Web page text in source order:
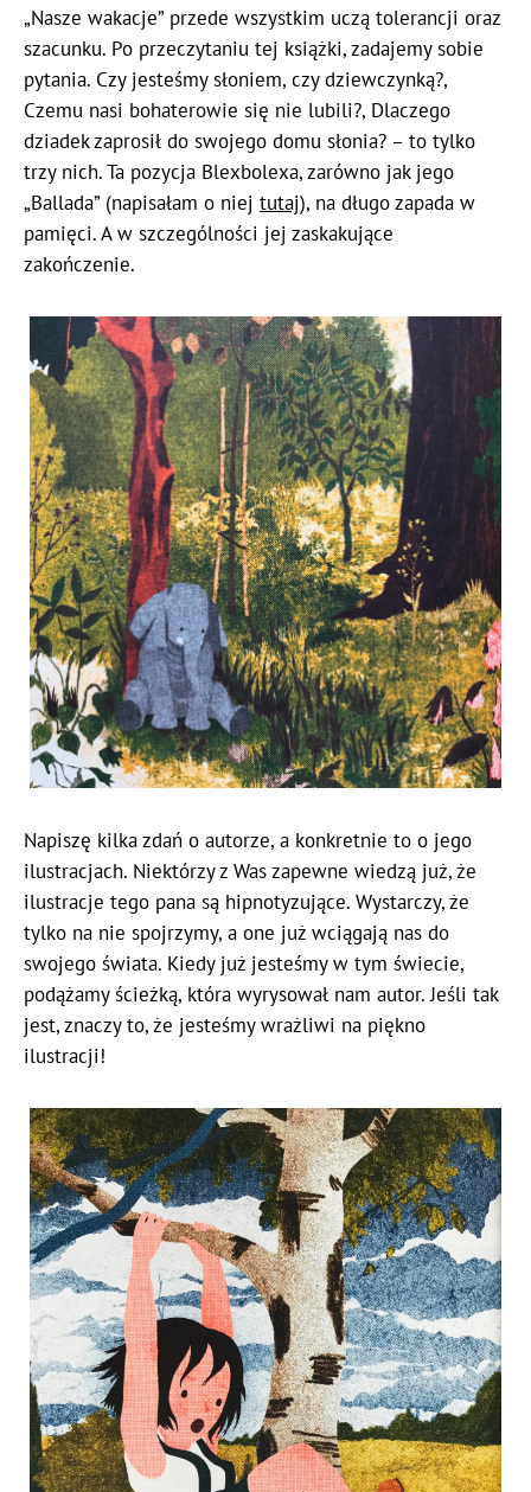
„Nasze wakacje” przede wszystkim uczą tolerancji oraz
szacunku. Po przeczytaniu tej książki, zadajemy sobie
pytania. Czy jesteśmy słoniem, czy dziewczynką?,
Czemu nasi bohaterowie się nie lubili?, Dlaczego
dziadek zaprosił do swojego domu słonia? – to tylko
trzy nich. Ta pozycja Blexbolexa, zarówno jak jego
„Ballada” (napisałam o niej tutaj), na długo zapada w
pamięci. A w szczególności jej zaskakujące
zakończenie.
Napiszę kilka zdań o autorze, a konkretnie to o jego
ilustracjach. Niektórzy z Was zapewne wiedzą już, że
ilustracje tego pana są hipnotyzujące. Wystarczy, że
tylko na nie spojrzymy, a one już wciągają nas do
swojego świata. Kiedy już jesteśmy w tym świecie,
podążamy ścieżką, która wyrysował nam autor. Jeśli tak
jest, znaczy to, że jesteśmy wrażliwi na piękno
ilustracji!